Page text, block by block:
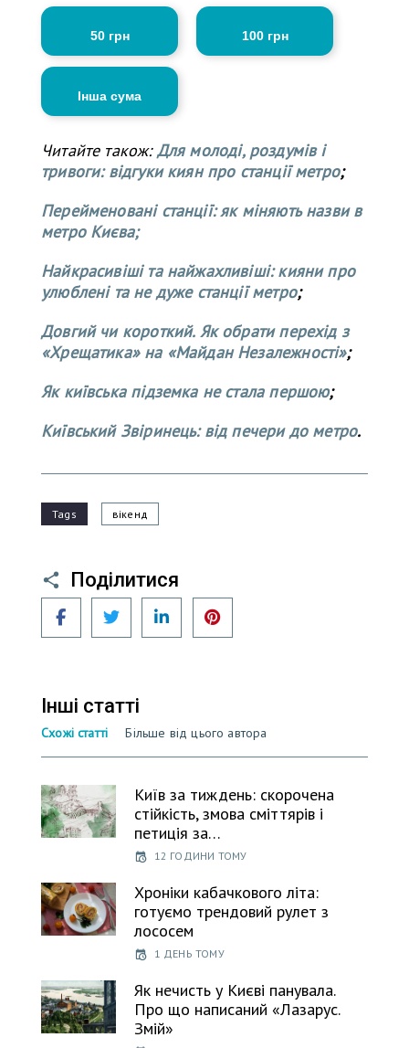
50 грн 100 грн
Інша сума
Читайте також:Для молоді, роздумів і
тривоги: відгуки киян про станції метро;
Перейменовані станції: як міняють назви в
метро Києва;
Найкрасивіші та найжахливіші: кияни про
улюблені та не дуже станції метро;
Довгий чи короткий. Як обрати перехід з
«Хрещатика» на «Майдан Незалежності»;
Як київська підземка не стала першою;
Київський Звіринець: від печери до метро.
Tags вікенд
Поділитися
Facebook Twitter LinkedIn
Інші статті
Схожі статті Більше від цього автора
Київ за тиждень: скорочена
стійкість, змова сміттярів і
петиція за…
12 ГОДИНИ ТОМУ
Хроніки кабачкового літа:
готуємо трендовий рулет з
лососем
1 ДЕНЬ ТОМУ
Як нечисть у Києві панувала.
Про що написаний «Лазарус.
Змій»